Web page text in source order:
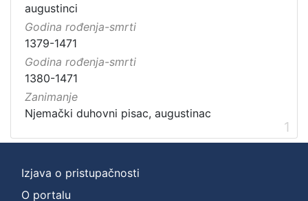
augustinci
Godina rođenja-smrti
1379-1471
Godina rođenja-smrti
1380-1471
Zanimanje
1
Izjava o pristupačnosti
O portalu